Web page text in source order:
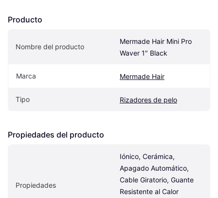
Producto
Nombre del producto
Mermade Hair Mini Pro
Waver 1" Black
Marca Mermade Hair
Tipo Rizadores de pelo
Propiedades del producto
Propiedades
Iónico, Cerámica,
Apagado Automático,
Cable Giratorio, Guante
Resistente al Calor